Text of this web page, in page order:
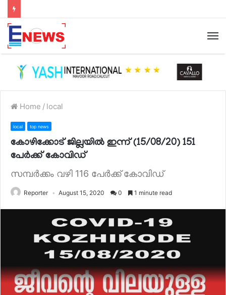
Home / local
local top news
കോഴിക്കോട് ജില്ലയിൽ ഇന്ന് (15/08/20) 151
പേര്‍ക്ക് കോവിഡ്
സമ്പർക്കം വഴി 116 പേർക്ക് കോവിഡ്
Reporter August 15, 2020 0 1 minute read